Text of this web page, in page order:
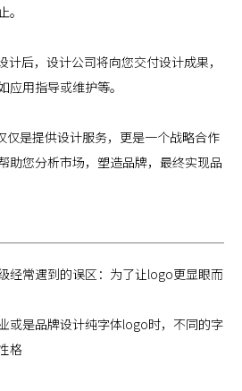
计后，设计公司将向您交付设计成果，
应用指导或维护等。
仅是提供设计服务，更是一个战略合作
助您分析市场，塑造品牌，最终实现品
经常遇到的误区：为了让logo更显眼而
或是品牌设计纯字体logo时，不同的字
格